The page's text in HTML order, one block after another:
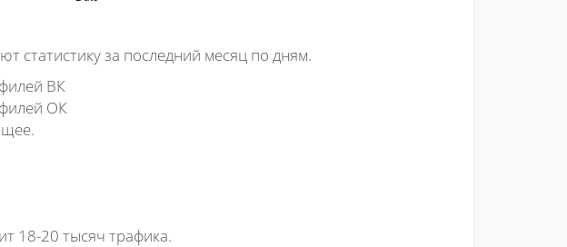
статистику за последний месяц по дням.
ВК
ОК
18-20 тысяч трафика.